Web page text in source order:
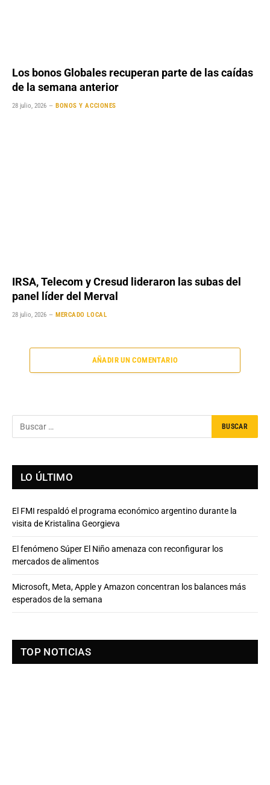
Los bonos Globales recuperan parte de las caídas
de la semana anterior
28 julio, 2026 BONOS Y ACCIONES
IRSA, Telecom y Cresud lideraron las subas del
panel líder del Merval
28 julio, 2026 MERCADO LOCAL
AÑADIR UN COMENTARIO
LO ÚLTIMO
El FMI respaldó el programa económico argentino durante la
visita de Kristalina Georgieva
El fenómeno Súper El Niño amenaza con reconfigurar los
mercados de alimentos
Microsoft, Meta, Apple y Amazon concentran los balances más
esperados de la semana
TOP NOTICIAS